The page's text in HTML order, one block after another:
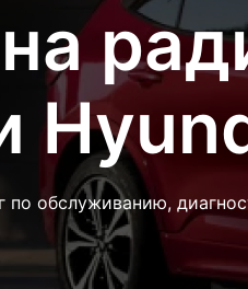
по обслуживанию,